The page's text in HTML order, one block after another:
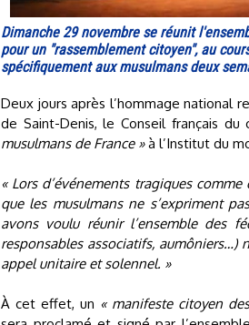
Dimanche 29 novembre se réunit
pour un "rassemblement citoyen", au
spécifiquement aux musulmans deux
Deux jours après l’hommage national
de Saint-Denis, le Conseil français du
musulmans de France »à l’Institut du
« Lors d’événements tragiques
que les musulmans ne s’expriment
avons voulu réunir l’ensemble des
responsables associatifs,
appel unitaire et solennel. »
À cet effet, un « manifeste citoyen